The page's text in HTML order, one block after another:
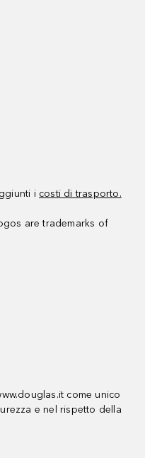
i costi di trasporto.
are trademarks of
come unico
e nel rispetto della